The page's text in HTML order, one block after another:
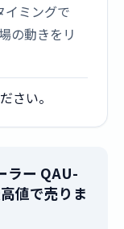
イミングで
の動きをリ
さい。
ラー QAU-
値で売りま